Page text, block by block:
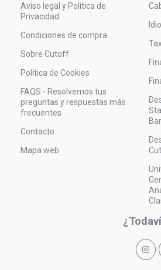
Aviso legal y Política de
Privacidad
Condiciones de compra
Sobre Cutoff
Política de Cookies
FAQS - Resolvemos tus
preguntas y respuestas más
frecuentes
Contacto
Mapa web